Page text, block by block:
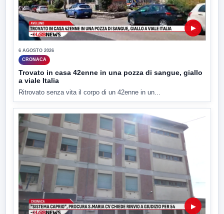
▶
6 AGOSTO 2026
CRONACA
Trovato in casa 42enne in una pozza di sangue, giallo
a viale Italia
Ritrovato senza vita il corpo di un 42enne in un...
▶